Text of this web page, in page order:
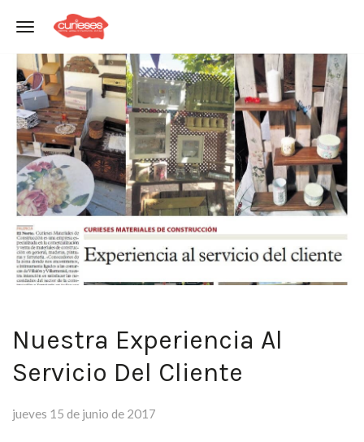
Toggle navigation
Nuestra Experiencia Al
Servicio Del Cliente
jueves 15 de junio de 2017